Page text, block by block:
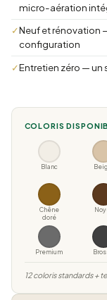
micro-aération
✓Neuf et rénovation
configuration
✓Entretien zéro —
COLORIS
Blanc
Chêne
doré
Premium
12 coloris standards +